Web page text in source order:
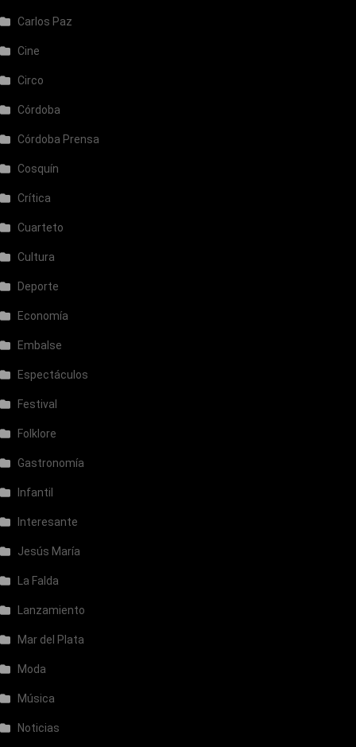
Carlos Paz
Cine
Circo
Córdoba
Córdoba Prensa
Cosquín
Crítica
Cuarteto
Cultura
Deporte
Economía
Embalse
Espectáculos
Festival
Folklore
Gastronomía
Infantil
Interesante
Jesús María
La Falda
Lanzamiento
Mar del Plata
Moda
Música
Noticias